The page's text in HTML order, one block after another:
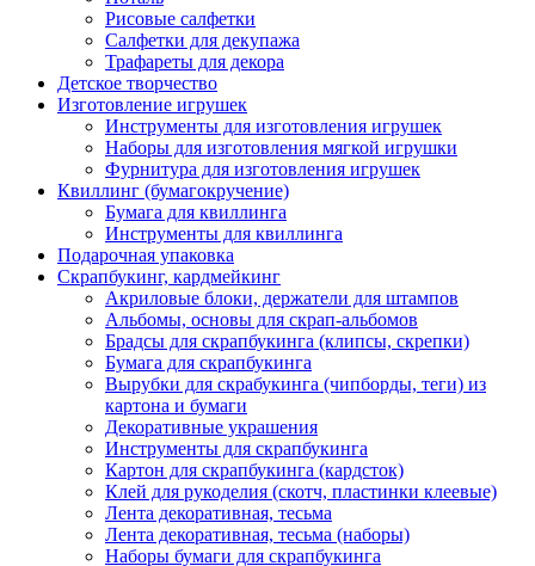
Рисовые салфетки
Салфетки для декупажа
Трафареты для декора
Детское творчество
Изготовление игрушек
Инструменты для изготовления игрушек
Наборы для изготовления мягкой игрушки
Фурнитура для изготовления игрушек
Квиллинг (бумагокручение)
Бумага для квиллинга
Инструменты для квиллинга
Подарочная упаковка
Скрапбукинг, кардмейкинг
Акриловые блоки, держатели для штампов
Альбомы, основы для скрап-альбомов
Брадсы для скрапбукинга (клипсы, скрепки)
Бумага для скрапбукинга
Вырубки для скрабукинга (чипборды, теги) из
картона и бумаги
Декоративные украшения
Инструменты для скрапбукинга
Картон для скрапбукинга (кардсток)
Клей для рукоделия (скотч, пластинки клеевые)
Лента декоративная, тесьма
Лента декоративная, тесьма (наборы)
Наборы бумаги для скрапбукинга